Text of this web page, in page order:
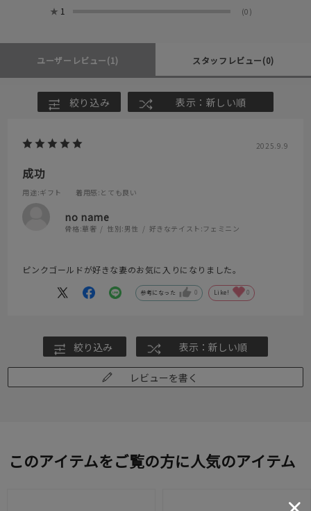
★ 1 (0)
ユーザーレビュー(1) スタッフレビュー(0)
絞り込み 表示：新しい順
2025.9.9
成功
用途:ギフト 着用感:とても良い
no name
骨格:華奢 性別:男性 好きなテイスト:フェミニン
ピンクゴールドが好きな妻のお気に入りになりました。
参考になった 0 Like! 0
絞り込み 表示：新しい順
レビューを書く
このアイテムをご覧の方に人気のアイテム